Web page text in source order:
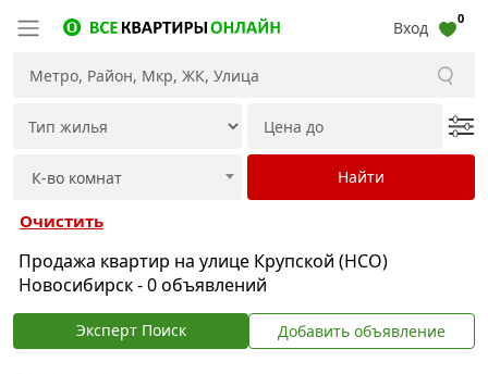
Вход 0
Очистить
Продажа квартир на улице Крупской (НСО)
Новосибирск - 0 объявлений
Эксперт Поиск Добавить объявление